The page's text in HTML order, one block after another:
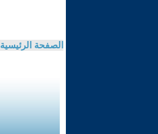
الصفحة الرئيسية